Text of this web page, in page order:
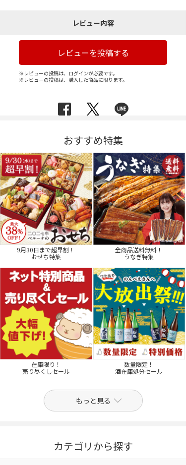
レビュー内容
レビューを投稿する
※レビューの投稿は、ログインが必要です。
※レビューの投稿は、購入した商品に限ります。
おすすめ特集
9月30日まで超早割！
おせち特集
全商品送料無料！
うなぎ特集
在庫限り！
売り尽くしセール
数量限定！
酒在庫処分セール
もっと見る
カテゴリから探す